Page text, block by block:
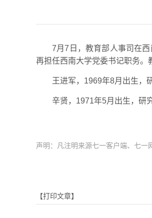
7月7日，教育部人事司在西
再担任西南大学党委书记职务。
王进军，1969年8月出生，
辛贤，1971年5月出生，研
声明：凡注明来源七一客户端、七一
【打印文章】